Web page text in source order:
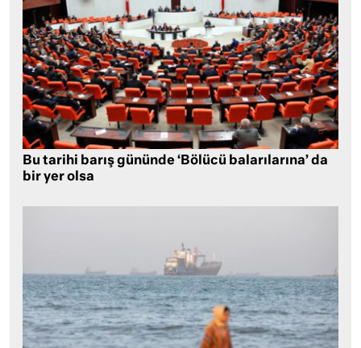
Bu tarihi barış gününde ‘Bölücü balarılarına’ da
bir yer olsa